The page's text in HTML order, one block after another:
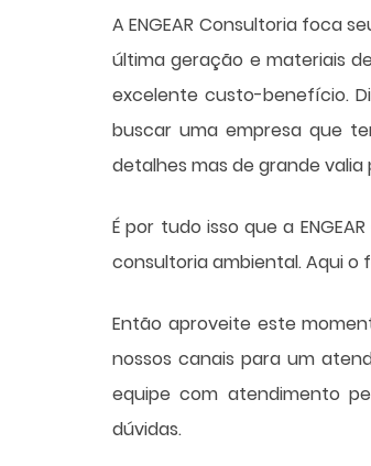
A ENGEAR Consultoria foca
última geração e materiais
excelente custo-benefício.
buscar uma empresa que
detalhes mas de grande
É por tudo isso que a
consultoria ambiental. Aqui o
Então aproveite este
nossos canais para um
equipe com atendimento
dúvidas.